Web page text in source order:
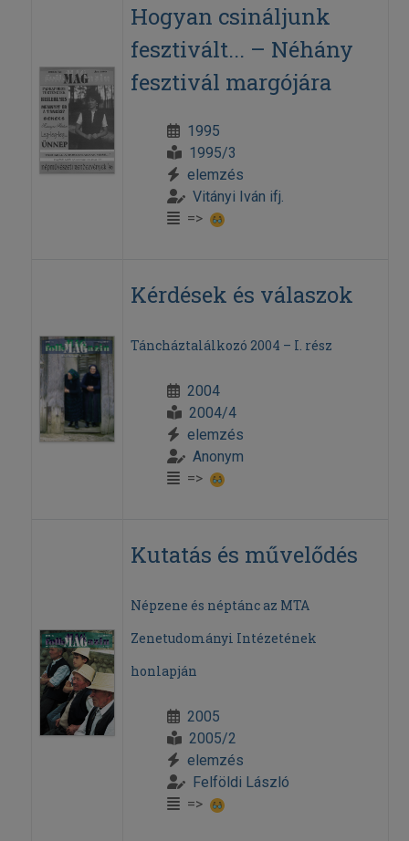
Hogyan csináljunk
fesztivált... – Néhány
fesztivál margójára
1995
1995/3
elemzés
Vitányi Iván ifj.
=>
Kérdések és válaszok
Táncháztalálkozó 2004 – I. rész
2004
2004/4
elemzés
Anonym
=>
Kutatás és művelődés
Népzene és néptánc az MTA
Zenetudományi Intézetének
honlapján
2005
2005/2
elemzés
Felföldi László
=>